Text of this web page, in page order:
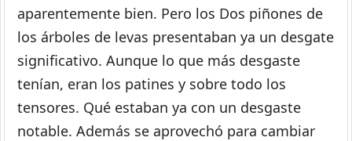
aparentemente bien. Pero los Dos piñones de
los árboles de levas presentaban ya un desgate
significativo. Aunque lo que más desgaste
tenían, eran los patines y sobre todo los
tensores. Qué estaban ya con un desgaste
notable. Además se aprovechó para cambiar